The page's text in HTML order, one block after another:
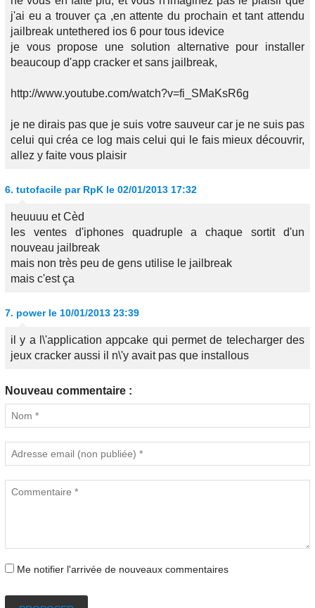
j'ai eu a trouver ça ,en attente du prochain et tant attendu
jailbreak untethered ios 6 pour tous idevice
je vous propose une solution alternative pour installer
beaucoup d'app cracker et sans jailbreak,
http://www.youtube.com/watch?v=fi_SMaKsR6g
je ne dirais pas que je suis votre sauveur car je ne suis pas
celui qui créa ce log mais celui qui le fais mieux découvrir,
allez y faite vous plaisir
6. tutofacile par RpK le 02/01/2013 17:32
heuuuu et Cèd
les ventes d'iphones quadruple a chaque sortit d'un
nouveau jailbreak
mais non très peu de gens utilise le jailbreak
mais c'est ça
7. power le 10/01/2013 23:39
il y a l\'application appcake qui permet de telecharger des
jeux cracker aussi il n\'y avait pas que installous
Nouveau commentaire :
Me notifier l'arrivée de nouveaux commentaires